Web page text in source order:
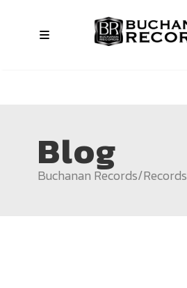
Blog
Buchanan Records/Records